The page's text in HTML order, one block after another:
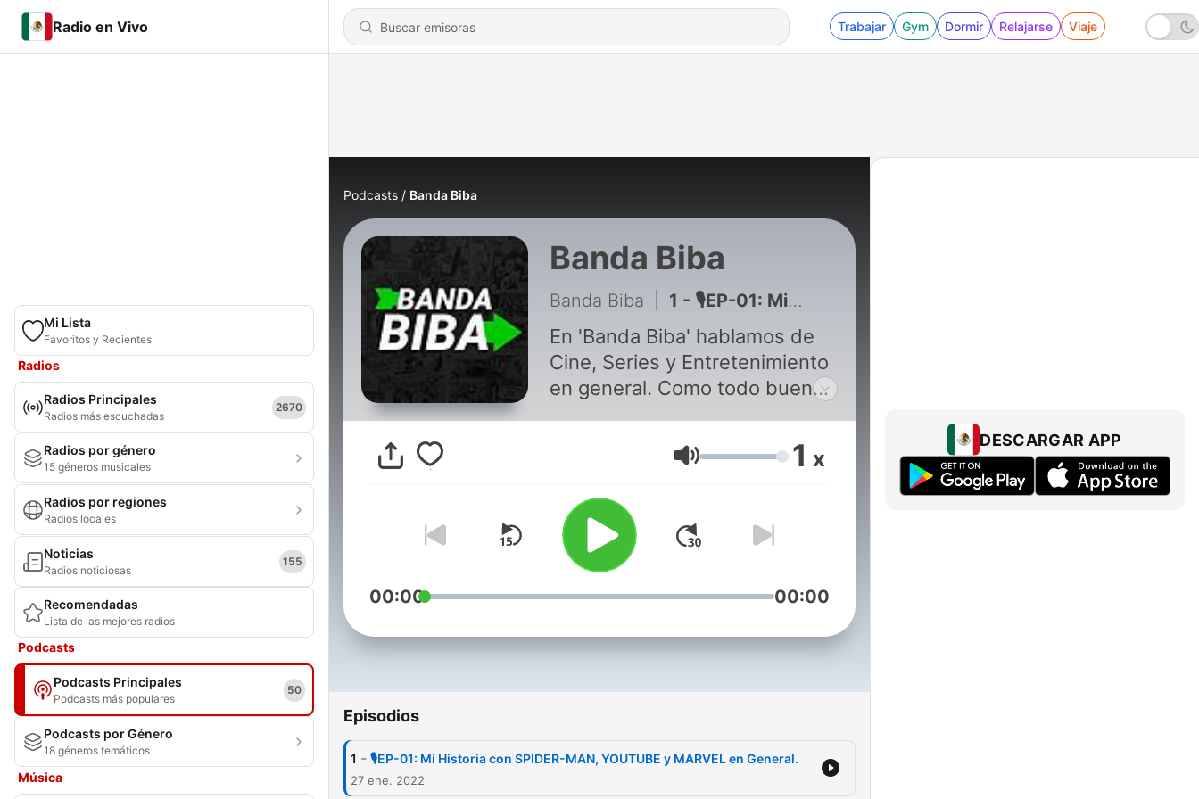
Radio en Vivo Trabajar Gym Dormir Relajarse Viaje
Mi Lista
Favoritos y Recientes
Radios
Radios Principales
Radios más escuchadas
2670
Radios por género
15 géneros musicales
Radios por regiones
Radios locales
Noticias
Radios noticiosas
155
Recomendadas
Lista de las mejores radios
Podcasts
Podcasts Principales
Podcasts más populares
50
Podcasts por Género
18 géneros temáticos
Música
Podcasts Banda Biba
Banda Biba
Banda Biba 1 - 🎙️EP-01: Mi Historia con SPIDER-MAN, YOUTUBE y MARVEL en General.
En 'Banda Biba' hablamos de
Cine, Series y Entretenimiento
en general. Como todo buen
encanta dedicarle su dosis
semanal al Podcast con muy
de por medio. [Más en mi
Canal de YouTube:
www.youtube.com/tinoybibo].
Volumen 1 x
00:00 00:00
Episodios
1 - 🎙️EP-01: Mi Historia con SPIDER-MAN, YOUTUBE y MARVEL en General.
27 ene. 2022
DESCARGAR APP